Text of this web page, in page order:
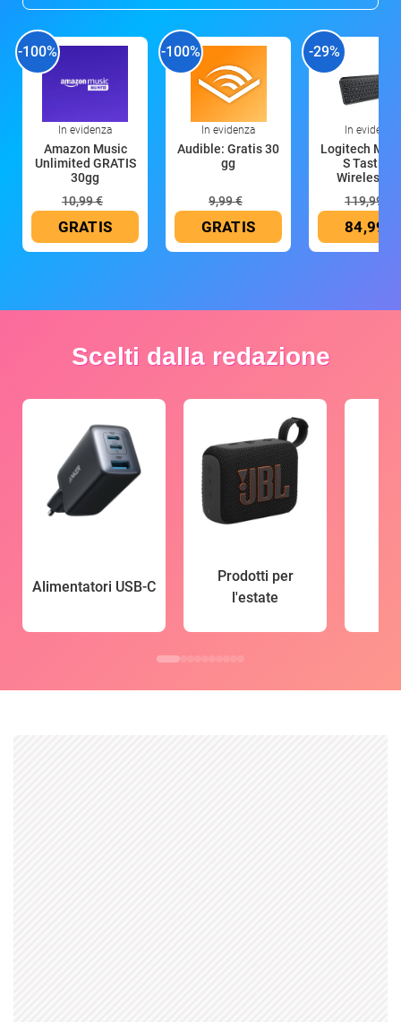
-100%
In evidenza
Amazon Music
Unlimited GRATIS
30gg
10,99 €
GRATIS
-100%
In evidenza
Audible: Gratis 30
gg
9,99 €
GRATIS
-29%
In evidenza
Logitech MX
S Tastiera
Wireless
119,99 €
84,99 €
Scelti dalla redazione
Alimentatori USB-C
Prodotti per
l'estate